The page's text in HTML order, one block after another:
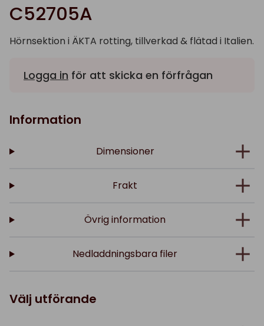
C52705A
Hörnsektion i ÄKTA rotting, tillverkad & flätad i Italien.
Logga in för att skicka en förfrågan
Information
Dimensioner
Frakt
Övrig information
Nedladdningsbara filer
Välj utförande